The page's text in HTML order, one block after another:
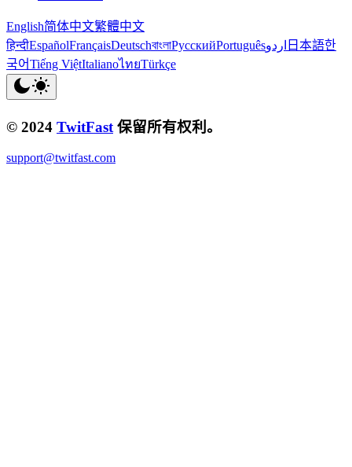
English简体中文繁體中文
हिन्दीEspañolFrançaisDeutschবাংলাРусскийPortuguêsاردو 日本語한
국어Tiếng ViệtItalianoไทยTürkçe
© 2024 TwitFast 保留所有权利。
support@twitfast.com